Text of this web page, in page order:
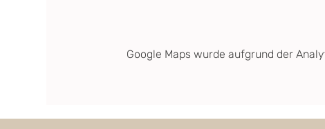
Google Maps wurde aufgrund der